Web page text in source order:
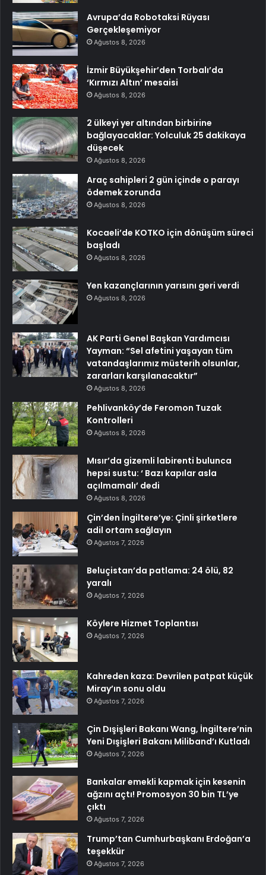
Avrupa’da Robotaksi Rüyası
Gerçekleşemiyor
Ağustos 8, 2026
İzmir Büyükşehir’den Torbalı’da
‘Kırmızı Altın’ mesaisi
Ağustos 8, 2026
2 ülkeyi yer altından birbirine
bağlayacaklar: Yolculuk 25 dakikaya
düşecek
Ağustos 8, 2026
Araç sahipleri 2 gün içinde o parayı
ödemek zorunda
Ağustos 8, 2026
Kocaeli’de KOTKO için dönüşüm süreci
başladı
Ağustos 8, 2026
Yen kazançlarının yarısını geri verdi
Ağustos 8, 2026
AK Parti Genel Başkan Yardımcısı
Yayman: “Sel afetini yaşayan tüm
vatandaşlarımız müsterih olsunlar,
zararları karşılanacaktır”
Ağustos 8, 2026
Pehlivanköy’de Feromon Tuzak
Kontrolleri
Ağustos 8, 2026
Mısır’da gizemli labirenti bulunca
hepsi sustu: ‘ Bazı kapılar asla
açılmamalı’ dedi
Ağustos 8, 2026
Çin’den İngiltere’ye: Çinli şirketlere
adil ortam sağlayın
Ağustos 7, 2026
Beluçistan’da patlama: 24 ölü, 82
yaralı
Ağustos 7, 2026
Köylere Hizmet Toplantısı
Ağustos 7, 2026
Kahreden kaza: Devrilen patpat küçük
Miray’ın sonu oldu
Ağustos 7, 2026
Çin Dışişleri Bakanı Wang, İngiltere’nin
Yeni Dışişleri Bakanı Miliband’ı Kutladı
Ağustos 7, 2026
Bankalar emekli kapmak için kesenin
ağzını açtı! Promosyon 30 bin TL’ye
çıktı
Ağustos 7, 2026
Trump’tan Cumhurbaşkanı Erdoğan’a
teşekkür
Ağustos 7, 2026